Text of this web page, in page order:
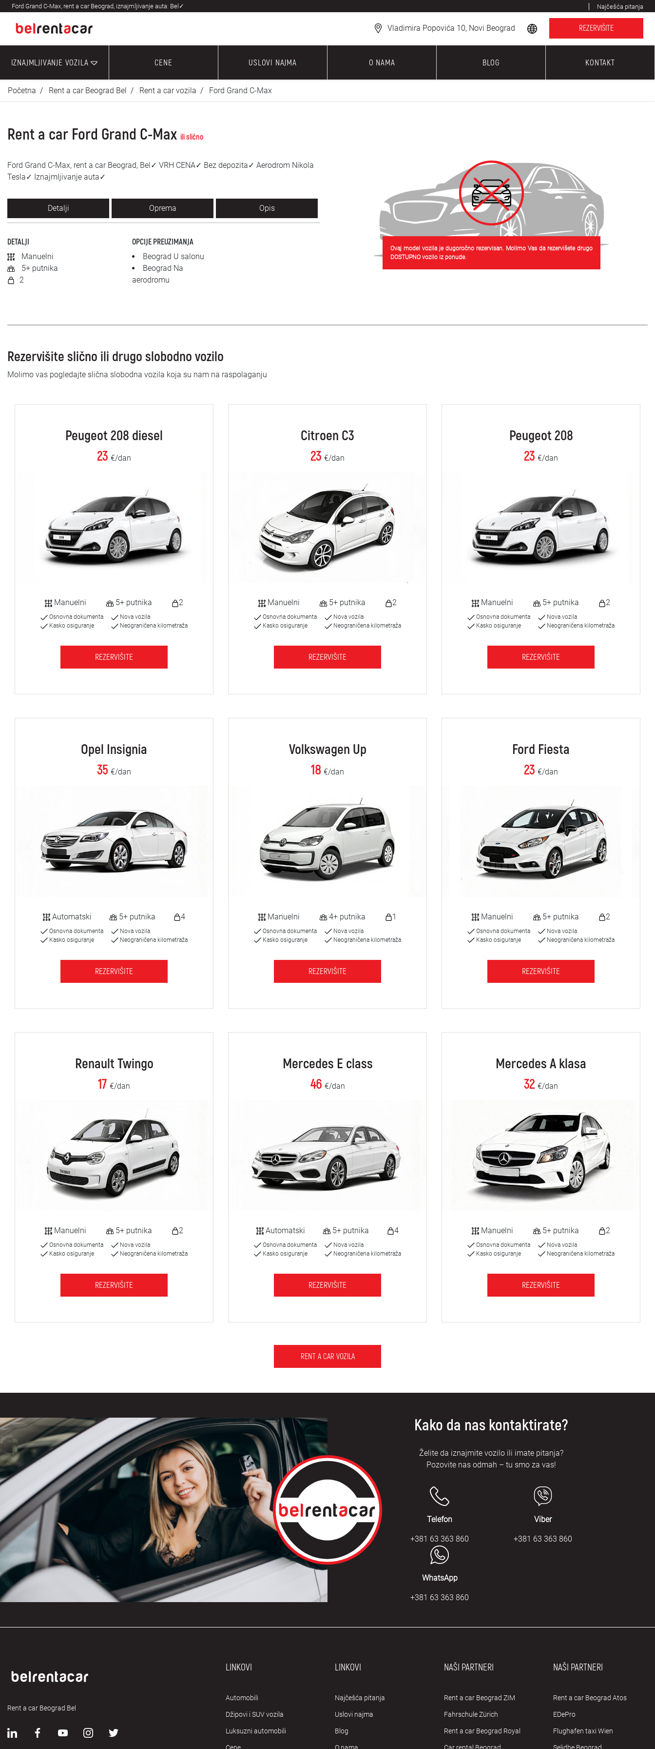
Ford Grand C-Max, rent a car Beograd, iznajmljivanje auta: Bel✓ Najčešća pitanja
Vladimira Popovića 10, Novi Beograd REZERVIŠITE
IZNAJMLJIVANJE VOZILA CENE USLOVI NAJMA O NAMA BLOG KONTAKT
Početna Rent a car Beograd Bel Rent a car vozila Ford Grand C-Max
Rent a car Ford Grand C-Max ili slično
Ford Grand C-Max, rent a car Beograd, Bel✓ VRH CENA✓ Bez depozita✓ Aerodrom Nikola
Tesla✓ Iznajmljivanje auta✓
Detalji Oprema Opis
DETALJI
Manuelni
5+ putnika
2
OPCIJE PREUZIMANJA
Beograd U salonu
Beograd Na
aerodromu
Ovaj model vozila je dugoročno rezervisan. Molimo Vas da rezervišete drugo
DOSTUPNO vozilo iz ponude.
Rezervišite slično ili drugo slobodno vozilo
Molimo vas pogledajte slična slobodna vozila koja su nam na raspolaganju
Peugeot 208 diesel
23 €/dan
Manuelni 5+ putnika 2
Osnovna dokumenta
Kasko osiguranje
Nova vozila
Neograničena kilometraža
REZERVIŠITE
Citroen C3
23 €/dan
Manuelni 5+ putnika 2
Osnovna dokumenta
Kasko osiguranje
Nova vozila
Neograničena kilometraža
REZERVIŠITE
Peugeot 208
23 €/dan
Manuelni 5+ putnika 2
Osnovna dokumenta
Kasko osiguranje
Nova vozila
Neograničena kilometraža
REZERVIŠITE
Opel Insignia
35 €/dan
Automatski 5+ putnika 4
Osnovna dokumenta
Kasko osiguranje
Nova vozila
Neograničena kilometraža
REZERVIŠITE
Volkswagen Up
18 €/dan
Manuelni 4+ putnika 1
Osnovna dokumenta
Kasko osiguranje
Nova vozila
Neograničena kilometraža
REZERVIŠITE
Ford Fiesta
23 €/dan
Manuelni 5+ putnika 2
Osnovna dokumenta
Kasko osiguranje
Nova vozila
Neograničena kilometraža
REZERVIŠITE
Renault Twingo
17 €/dan
Manuelni 5+ putnika 2
Osnovna dokumenta
Kasko osiguranje
Nova vozila
Neograničena kilometraža
REZERVIŠITE
Mercedes E class
46 €/dan
Automatski 5+ putnika 4
Osnovna dokumenta
Kasko osiguranje
Nova vozila
Neograničena kilometraža
REZERVIŠITE
Mercedes A klasa
32 €/dan
Manuelni 5+ putnika 2
Osnovna dokumenta
Kasko osiguranje
Nova vozila
Neograničena kilometraža
REZERVIŠITE
RENT A CAR VOZILA
Kako da nas kontaktirate?
Želite da iznajmite vozilo ili imate pitanja?
Pozovite nas odmah – tu smo za vas!
Telefon
+381 63 363 860
Viber
+381 63 363 860
WhatsApp
+381 63 363 860
Rent a car Beograd Bel
LINKOVI
Automobili
Džipovi i SUV vozila
Luksuzni automobili
LINKOVI
Najčešća pitanja
Uslovi najma
Blog
NAŠI PARTNERI
Rent a car Beograd ZIM
Fahrschule Zürich
Rent a car Beograd Royal
NAŠI PARTNERI
Rent a car Beograd Atos
EDePro
Flughafen taxi Wien